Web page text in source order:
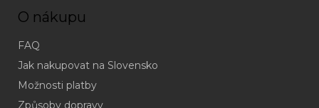
O nákupu
FAQ
Jak nakupovat na Slovensko
Možnosti platby
Způsoby dopravy